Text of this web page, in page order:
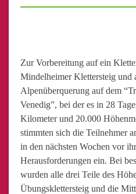
Zur Vorbereitung auf ein
Mindelheimer Klettersteig und
Alpenüberquerung auf dem
Venedig”, bei der es in 28
Kilometer und 20.000
stimmten sich die Teilnehmer
in den nächsten Wochen vor
Herausforderungen ein. Bei
wurden alle drei Teile des
Übungsklettersteig und die